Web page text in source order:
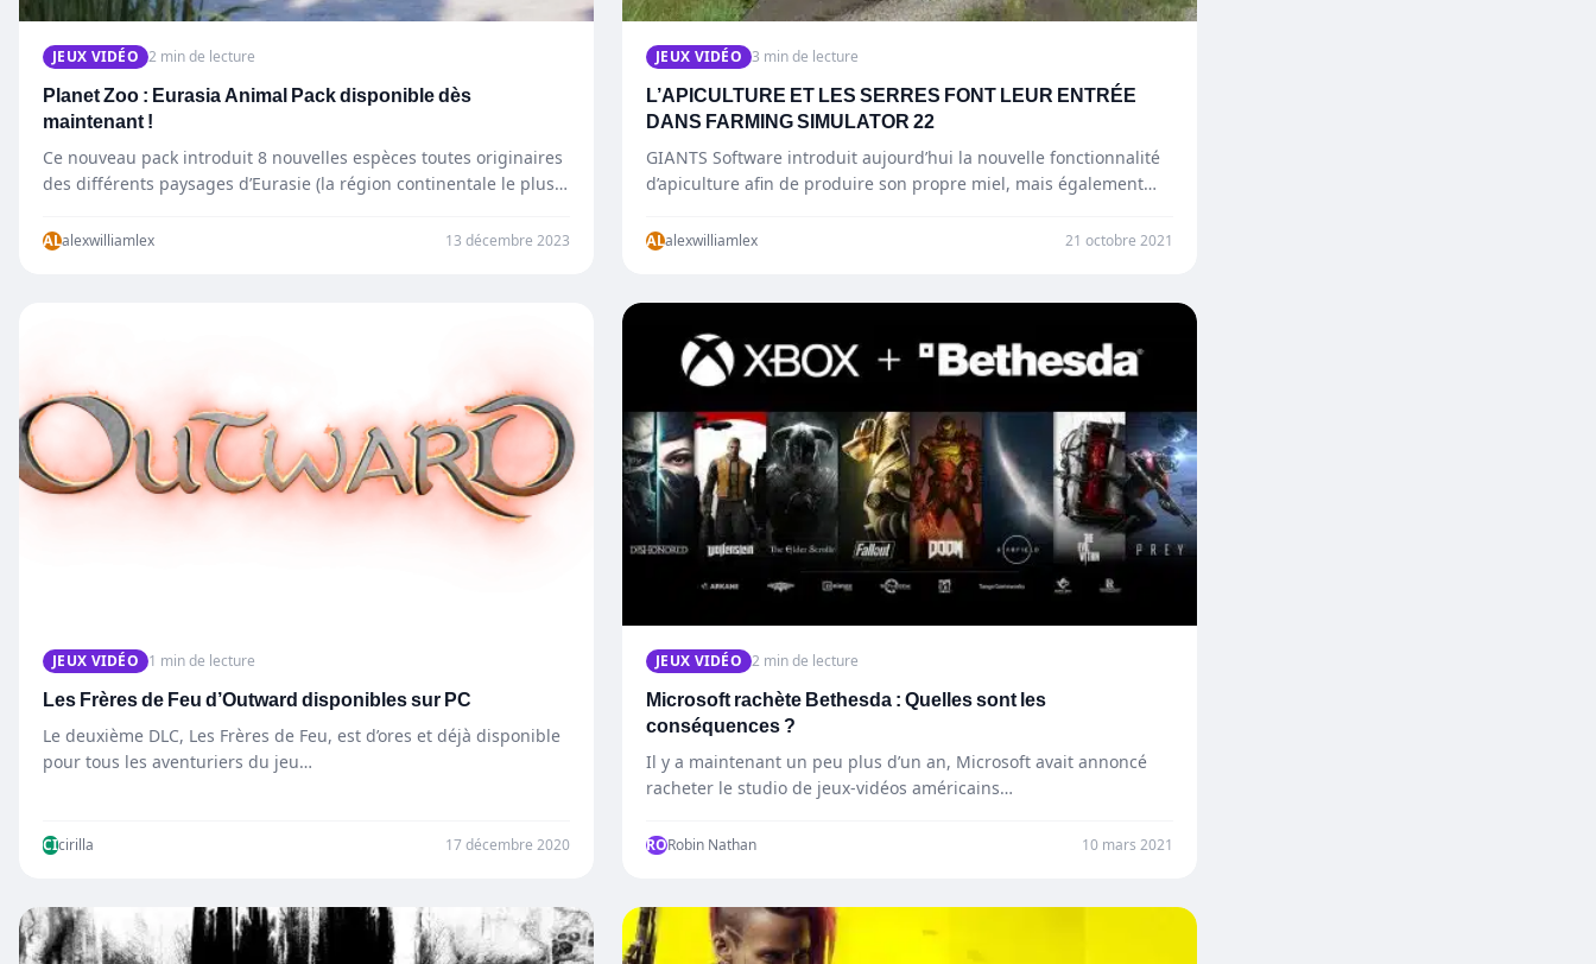
JEUX VIDÉO 2 min de lecture
Planet Zoo : Eurasia Animal Pack disponible dès
maintenant !
Ce nouveau pack introduit 8 nouvelles espèces toutes originaires
des différents paysages d’Eurasie (la région continentale le plus
ALalexwilliamlex 13 décembre 2023
JEUX VIDÉO 3 min de lecture
L’APICULTURE ET LES SERRES FONT LEUR ENTRÉE
DANS FARMING SIMULATOR 22
GIANTS Software introduit aujourd’hui la nouvelle fonctionnalité
d’apiculture afin de produire son propre miel, mais également
ALalexwilliamlex 21 octobre 2021
JEUX VIDÉO 1 min de lecture
Les Frères de Feu d’Outward disponibles sur PC
Le deuxième DLC, Les Frères de Feu, est d’ores et déjà disponible
pour tous les aventuriers du jeu…
CIcirilla 17 décembre 2020
JEUX VIDÉO 2 min de lecture
Microsoft rachète Bethesda : Quelles sont les
conséquences ?
Il y a maintenant un peu plus d’un an, Microsoft avait annoncé
racheter le studio de jeux-vidéos américains…
RORobin Nathan 10 mars 2021